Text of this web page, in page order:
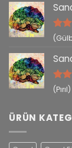
5
5
(Pırıl)
ÜRÜN